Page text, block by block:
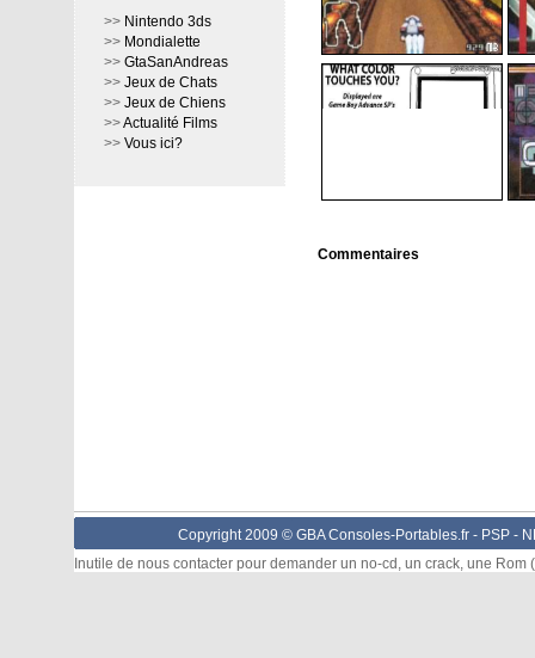
>> Nintendo 3ds
>> Mondialette
>> GtaSanAndreas
>> Jeux de Chats
>> Jeux de Chiens
>>Actualité Films
>> Vous ici?
Commentaires
Copyright 2009 © GBA Consoles-Portables.fr - PSP-
Inutile de nous contacter pour demander un no-cd, un crack, une